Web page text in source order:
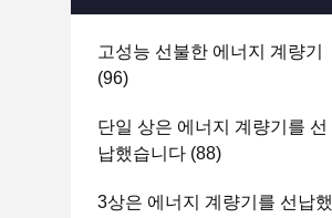
고성능 선불한 에너지 계량기
(96)
단일 상은 에너지 계량기를 선
납했습니다 (88)
3상은 에너지 계량기를 선납했